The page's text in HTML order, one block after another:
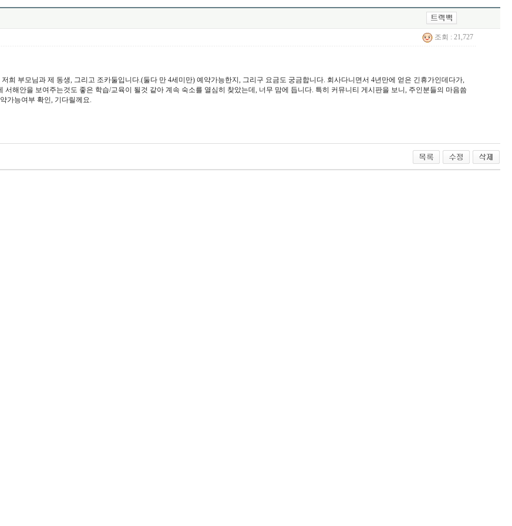
조회 : 21,727
희 부모님과 제 동생, 그리고 조카둘입니다.(둘다 만 4세미만) 예약가능한지, 그리구 요금도 궁금합니다. 회사다니면서 4년만에 얻은 긴휴가인데다가,
해안을 보여주는것도 좋은 학습/교육이 될것 같아 계속 숙소를 열심히 찾았는데, 너무 맘에 듭니다. 특히 커뮤니티 게시판을 보니, 주인분들의 마음씀
가능여부 확인, 기다릴께요.